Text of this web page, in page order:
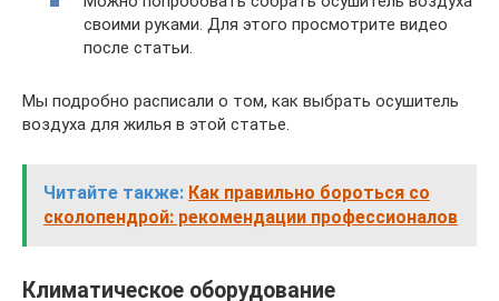
своими руками. Для этого просмотрите видео
после статьи.
Мы подробно расписали о том, как выбрать осушитель
воздуха для жилья в этой статье.
Читайте также: Как правильно бороться со
сколопендрой: рекомендации профессионалов
Климатическое оборудование